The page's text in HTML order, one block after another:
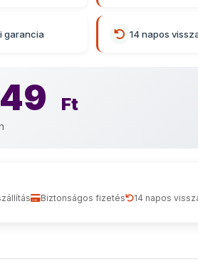
garancia 14 napos
Ft
Biztonságos fizetés 14 napos